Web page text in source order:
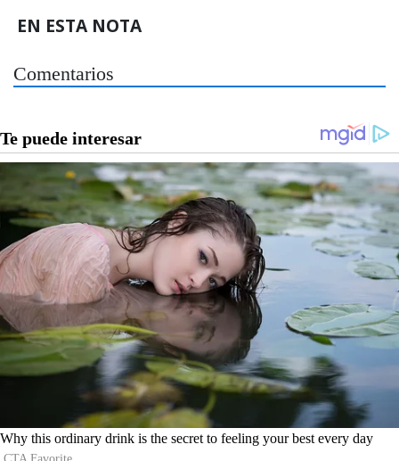
EN ESTA NOTA
Comentarios